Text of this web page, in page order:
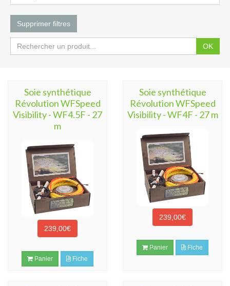
Supprimer filtres
OK
Soie synthétique
Révolution WFSpeed
Visibility - WF4.5F - 27
m
239,00€
Panier Fiche
Soie synthétique
Révolution WFSpeed
Visibility - WF4F - 27 m
239,00€
Panier Fiche